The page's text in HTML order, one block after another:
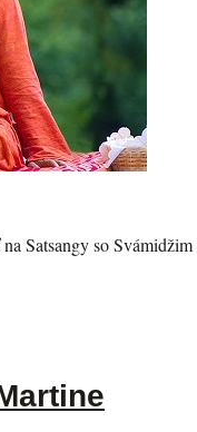
Satsangy so